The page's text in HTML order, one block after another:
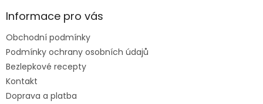
aInformace pro vás
Obchodní podmínky
Podmínky ochrany osobních údajů
Bezlepkové recepty
Kontakt
Doprava a platba